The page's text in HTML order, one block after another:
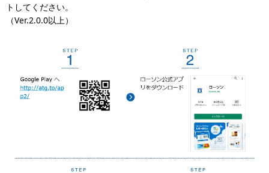
トしてください。
（Ver.2.0.0以上）